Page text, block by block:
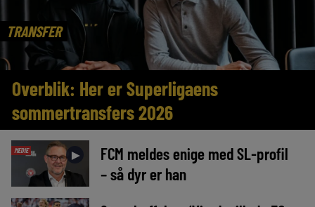
TRANSFER
Overblik: Her er Superligaens
sommertransfers 2026
MEDIE ►
FCM meldes enige med SL-profil
– så dyr er han